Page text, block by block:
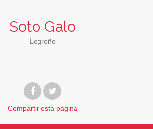
Soto Galo
Logroño
Compartir esta página